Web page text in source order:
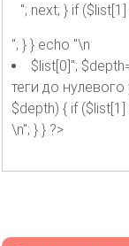
"; next; } if
"; } } echo "\n
$list[0]";
теги до
$depth) { if
\n"; } } ?>